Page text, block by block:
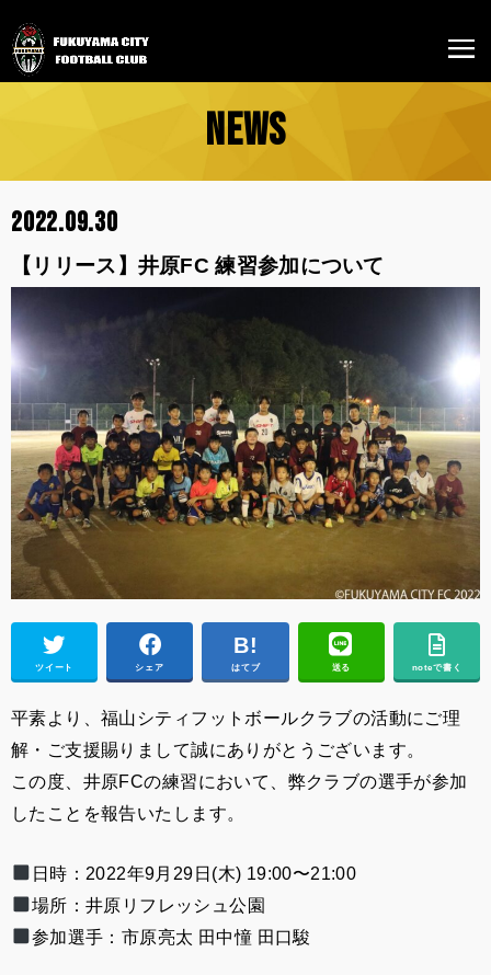
NEWS
2022.09.30
【リリース】井原FC 練習参加について
ツイート シェア はてブ 送る noteで書く
平素より、福山シティフットボールクラブの活動にご理
解・ご支援賜りまして誠にありがとうございます。
この度、井原FCの練習において、弊クラブの選手が参加
したことを報告いたします。
日時：2022年9月29日(木) 19:00〜21:00
場所： 井原リフレッシュ公園
参加選手：市原亮太 田中憧 田口駿